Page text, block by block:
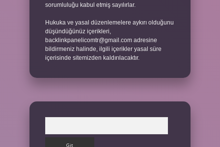
sorumluluğu kabul etmiş sayılırlar.
Hukuka ve yasal düzenlemelere aykırı olduğunu
düşündüğünüz içerikleri,
backlinkpanelicomtr@gmail.com adresine
bildirmeniz halinde, ilgili içerikler yasal süre
içerisinde sitemizden kaldırılacaktır.